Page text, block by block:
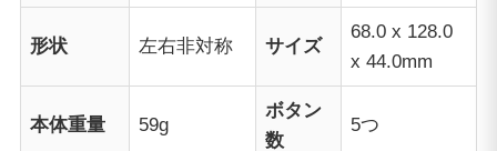
形状 左右非対称 サイズ
68.0 x 128.0
x 44.0mm
本体重量 59g
ボタン
数
5つ